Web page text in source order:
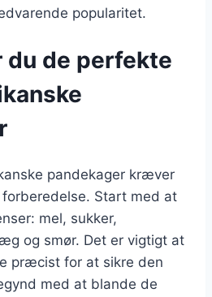
popularitet.
du de perfekte
pandekager kræver
Start med at
mel, sukker,
og smør. Det er vigtigt at
præcist for at sikre den
med at blande de